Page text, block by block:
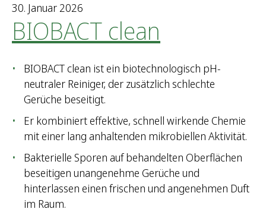
30. Januar 2026
BIOBACT clean
BIOBACT clean ist ein biotechnologisch pH-
neutraler Reiniger, der zusätzlich schlechte
Gerüche beseitigt.
Er kombiniert effektive, schnell wirkende Chemie
mit einer lang anhaltenden mikrobiellen Aktivität.
Bakterielle Sporen auf behandelten Oberflächen
beseitigen unangenehme Gerüche und
hinterlassen einen frischen und angenehmen Duft
im Raum.